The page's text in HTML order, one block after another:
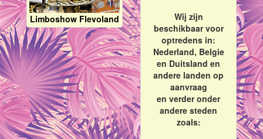
Limboshow Flevoland
Wij zijn
beschikbaar voor
optredens in:
Nederland, Belgie
en Duitsland en
andere landen op
aanvraag
en verder onder
andere steden
zoals: